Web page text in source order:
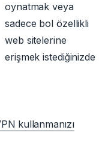
oynatmak veya
sadece bol özellikli
web sitelerine
erişmek istediğinizde
kullanmanızı